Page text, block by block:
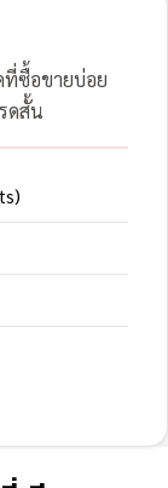
ซื้อขายบ่อย
ดสั้น